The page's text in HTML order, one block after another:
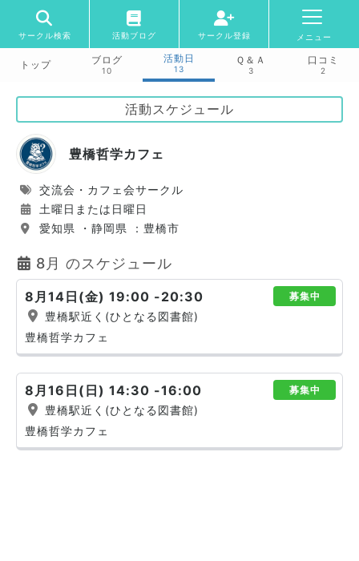
サークル検索 活動ブログ サークル登録 メニュー
トップ ブログ
10
活動日
13
Ｑ＆Ａ
3
口コミ
2
活動スケジュール
豊橋哲学カフェ
交流会・カフェ会サークル
土曜日または日曜日
愛知県 ・静岡県 ：豊橋市
8月 のスケジュール
8月14日(金) 19:00 -20:30 募集中
豊橋駅近く(ひとなる図書館)
豊橋哲学カフェ
8月16日(日) 14:30 -16:00 募集中
豊橋駅近く(ひとなる図書館)
豊橋哲学カフェ